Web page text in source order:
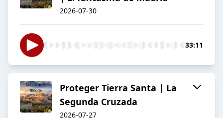
2026-07-30
33:11
Proteger Tierra Santa | La
Segunda Cruzada
2026-07-27